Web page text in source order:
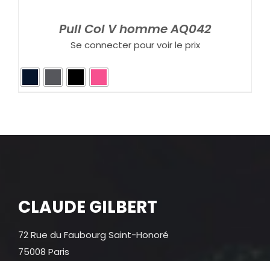
Pull Col V homme AQ042
Se connecter pour voir le prix
CLAUDE GILBERT
72 Rue du Faubourg Saint-Honoré
75008 Paris